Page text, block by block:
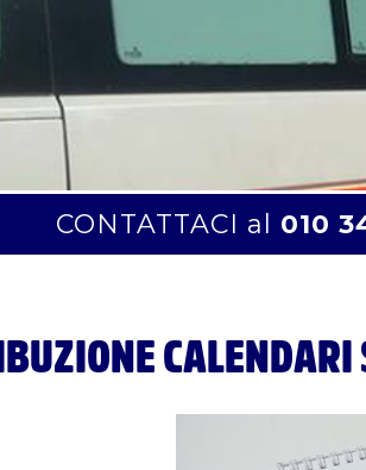
CONTATTACI al 010